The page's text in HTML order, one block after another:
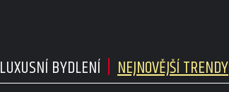
LUXUSNÍ BYDLENÍ NEJNOVĚJŠÍ TRENDY